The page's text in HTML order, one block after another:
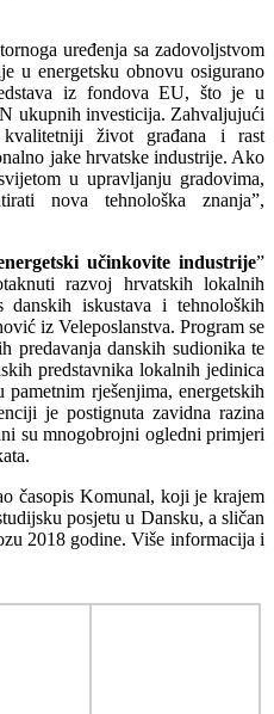
uređenja sa zadovoljstvom
u energetsku obnovu osigurano
iz fondova EU, što je u
ukupnih investicija. Zahvaljujući
život građana i rast
jake hrvatske industrije. Ako
u upravljanju gradovima,
nova tehnološka znanja”,
učinkovite industrije”
razvoj hrvatskih lokalnih
danskih iskustava i tehnoloških
iz Veleposlanstva. Program se
predavanja danskih sudionika te
predstavnika lokalnih jedinica
rješenjima, energetskih
je postignuta zavidna razina
su mnogobrojni ogledni primjeri
časopis Komunal, koji je krajem
posjetu u Dansku, a sličan
2018 godine. Više informacija i